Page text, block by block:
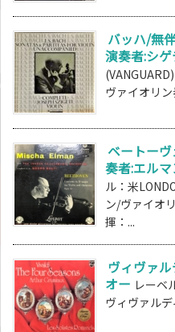
バッハ/無
演奏者:シゲ
ヴァイオリ
ベートー
奏者:エル
ル：米
ン/ヴァイオ
揮：...
ヴィヴァ
オー レーベ
ヴィヴァル